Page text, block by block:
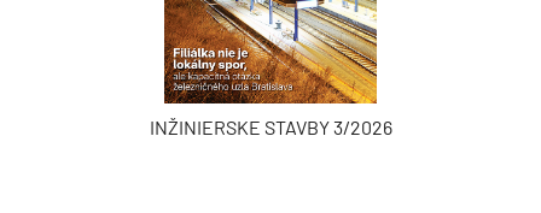
INŽINIERSKE STAVBY 3/2026